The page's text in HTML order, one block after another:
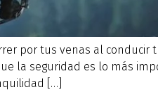
por tus venas al conducir
la seguridad es lo más
[…]